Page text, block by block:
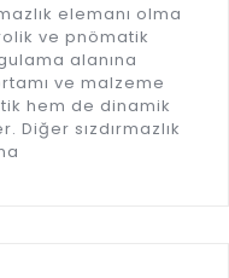
elemanı olma
ve pnömatik
alanına
ve malzeme
hem de dinamik
Diğer sızdırmazlık